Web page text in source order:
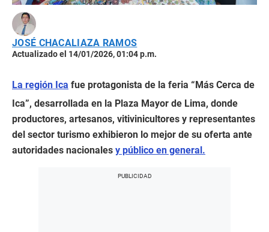
JOSÉ CHACALIAZA RAMOS
Actualizado el 14/01/2026, 01:04 p.m.
La región Ica fue protagonista de la feria “Más Cerca de
Ica”, desarrollada en la Plaza Mayor de Lima, donde
productores, artesanos, vitivinicultores y representantes
del sector turismo exhibieron lo mejor de su oferta ante
autoridades nacionales y público en general.